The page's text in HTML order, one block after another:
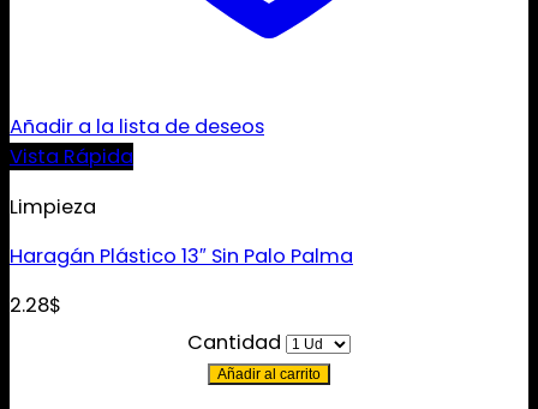
Añadir a la lista de deseos
Vista Rápida
Limpieza
Haragán Plástico 13″ Sin Palo Palma
2.28$
Cantidad
Añadir al carrito